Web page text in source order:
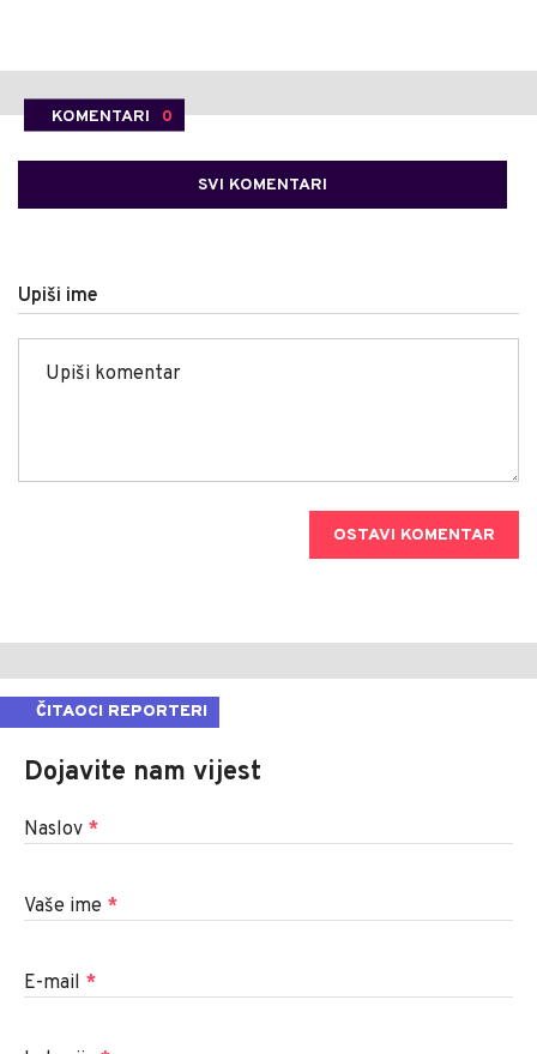
KOMENTARI 0
SVI KOMENTARI
Upiši ime
OSTAVI KOMENTAR
ČITAOCI REPORTERI
Dojavite nam vijest
Naslov *
Vaše ime *
E-mail *